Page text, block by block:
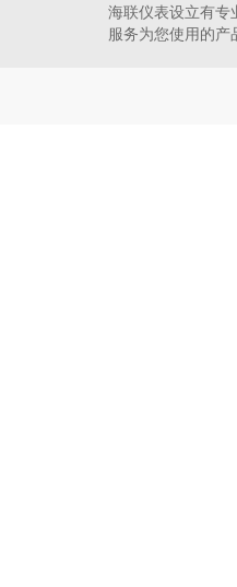
海联仪表设立有专
服务为您使用的产